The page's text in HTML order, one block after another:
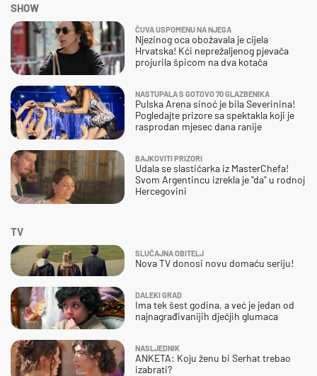
SHOW
ČUVA USPOMENU NA NJEGA
Njezinog oca obožavala je cijela
Hrvatska! Kći neprežaljenog pjevača
projurila špicom na dva kotača
NASTUPALA S GOTOVO 70 GLAZBENIKA
Pulska Arena sinoć je bila Severinina!
Pogledajte prizore sa spektakla koji je
rasprodan mjesec dana ranije
BAJKOVITI PRIZORI
Udala se slastičarka iz MasterChefa!
Svom Argentincu izrekla je "da" u rodnoj
Hercegovini
TV
SLUČAJNA OBITELJ
Nova TV donosi novu domaću seriju!
DALEKI GRAD
Ima tek šest godina, a već je jedan od
najnagrađivanijih dječjih glumaca
NASLJEDNIK
ANKETA: Koju ženu bi Serhat trebao
izabrati?